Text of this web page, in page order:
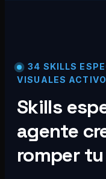
34 SKILLS
VISUALES
Skills
agente
romper